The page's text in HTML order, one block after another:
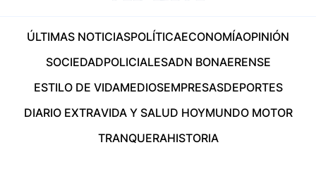
ÚLTIMAS NOTICIASPOLÍTICAECONOMÍAOPINIÓN
SOCIEDADPOLICIALESADN BONAERENSE
ESTILO DE VIDAMEDIOSEMPRESASDEPORTES
DIARIO EXTRAVIDA Y SALUD HOYMUNDO MOTOR
TRANQUERAHISTORIA